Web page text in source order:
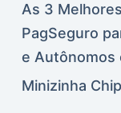
As 3
PagSeguro
e Autônomos
Minizinha